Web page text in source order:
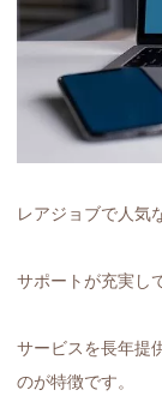
レアジョブで人気
サポートが充実し
サービスを長年提
のが特徴です。